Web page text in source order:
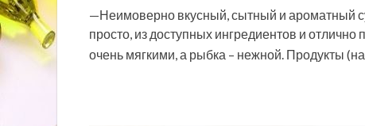
—Неимоверно вкусный, сытный и ароматный
просто, из доступных ингредиентов и
очень мягкими, а рыбка – нежной. Продукты